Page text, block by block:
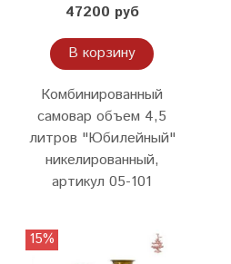
47200 руб
В корзину
Комбинированный
самовар объем 4,5
литров "Юбилейный"
никелированный,
артикул 05-101
15%